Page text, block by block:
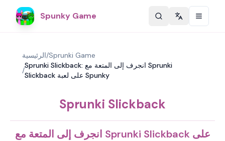
Spunky Game Change
الرئيسية/Sprunki Game
/
Sprunki Slickback: انجرف إلى المتعة مع Sprunki
Slickback على لعبة Spunky
Sprunki Slickback
انجرف إلى المتعة مع Sprunki Slickback على